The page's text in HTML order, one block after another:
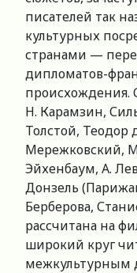
писателей так
культурных
странами —
дипломатов-
происхождения.
Н. Карамзин,
Толстой, Теодор
Мережковский,
Эйхенбаум, А.
Донзель
Берберова,
рассчитана на
широкий круг
межкультурным